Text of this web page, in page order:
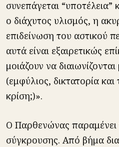
συνεπάγεται “υποτέλεια”
ο διάχυτος υλισμός, η
επιδείνωση του αστικού
αυτά είναι εξαιρετικώς
μοιάζουν να
(εμφύλιος, δικτατορία
κρίση;)».
Ο Παρθενώνας παραμένει
σύγκρουσης. Από βήμα